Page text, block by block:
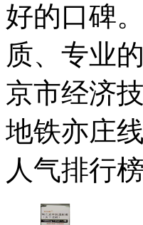
好的口碑
质、专业
京市经济
地铁亦庄
人气排行榜